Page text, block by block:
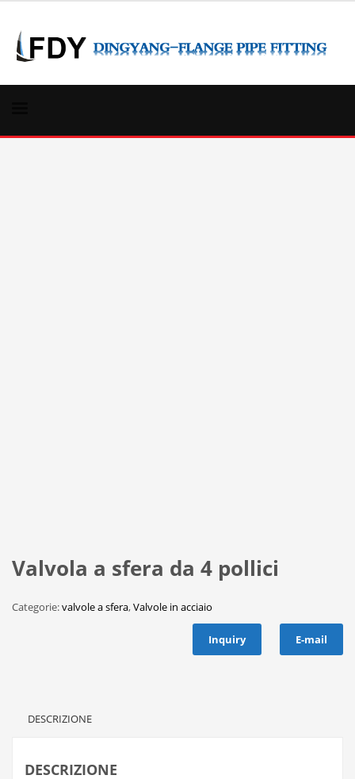
Valvola a sfera da 4 pollici
Categorie:valvole a sfera,Valvole in acciaio
Inquiry E-mail
DESCRIZIONE
DESCRIZIONE